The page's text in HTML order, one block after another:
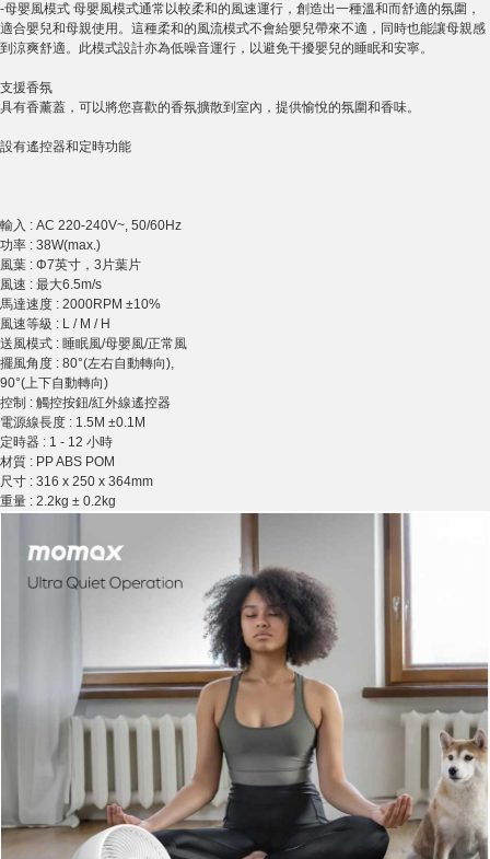
-母嬰風模式 母嬰風模式通常以較柔和的風速運行，創造出一種溫和而舒適的氛圍，
適合嬰兒和母親使用。這種柔和的風流模式不會給嬰兒帶來不適，同時也能讓母親感
到涼爽舒適。此模式設計亦為低噪音運行，以避免干擾嬰兒的睡眠和安寧。
支援香氛
具有香薰蓋，可以將您喜歡的香氛擴散到室內，提供愉悅的氛圍和香味。
設有遙控器和定時功能
輸入 : AC 220-240V~, 50/60Hz
功率 : 38W(max.)
風葉 : Φ7英寸，3片葉片
風速 : 最大6.5m/s
馬達速度 : 2000RPM ±10%
風速等級 : L / M / H
送風模式 : 睡眠風/母嬰風/正常風
擺風角度 : 80°(左右自動轉向),
90°(上下自動轉向)
控制 : 觸控按鈕/紅外線遙控器
電源線長度 : 1.5M ±0.1M
定時器 : 1 - 12 小時
材質 : PP ABS POM
尺寸 : 316 x 250 x 364mm
重量 : 2.2kg ± 0.2kg